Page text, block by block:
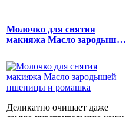
Молочко для снятия
макияжа Масло зародыш…
Деликатно очищает даже